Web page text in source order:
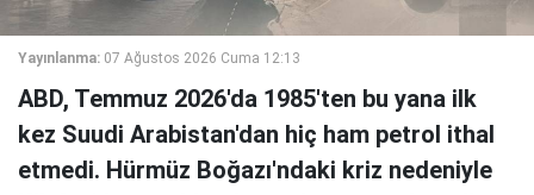
Yayınlanma: 07 Ağustos 2026 Cuma 12:13
ABD, Temmuz 2026'da 1985'ten bu yana ilk
kez Suudi Arabistan'dan hiç ham petrol ithal
etmedi. Hürmüz Boğazı'ndaki kriz nedeniyle